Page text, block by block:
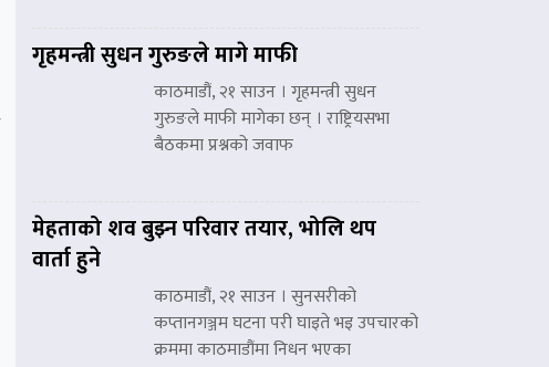
गृहमन्त्री सुधन गुरुङले मागे माफी
काठमाडौं, २१ साउन । गृहमन्त्री सुधन
गुरुङले माफी मागेका छन् । राष्ट्रियसभा
बैठकमा प्रश्नको जवाफ
मेहताको शव बुझ्न परिवार तयार, भोलि थप
वार्ता हुने
काठमाडौं, २१ साउन । सुनसरीको
कप्तानगञ्जम घटना परी घाइते भइ उपचारको
क्रममा काठमाडौंमा निधन भएका